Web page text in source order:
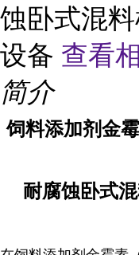
蚀卧式混
设备 查看
简介
饲料添加剂金
耐腐蚀卧式